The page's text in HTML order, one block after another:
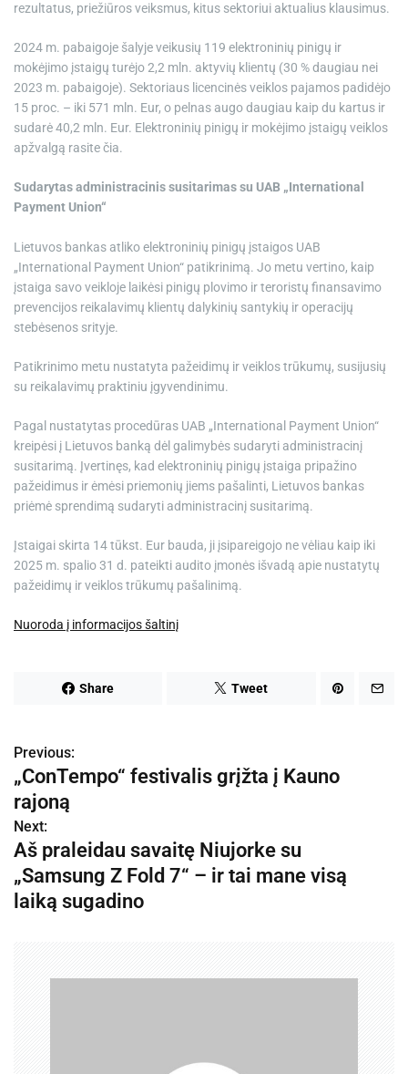
rezultatus, priežiūros veiksmus, kitus sektoriui aktualius klausimus.
2024 m. pabaigoje šalyje veikusių 119 elektroninių pinigų ir
mokėjimo įstaigų turėjo 2,2 mln. aktyvių klientų (30 % daugiau nei
2023 m. pabaigoje). Sektoriaus licencinės veiklos pajamos padidėjo
15 proc. – iki 571 mln. Eur, o pelnas augo daugiau kaip du kartus ir
sudarė 40,2 mln. Eur. Elektroninių pinigų ir mokėjimo įstaigų veiklos
apžvalgą rasite čia.
Sudarytas administracinis susitarimas su UAB „International
Payment Union“
Lietuvos bankas atliko elektroninių pinigų įstaigos UAB
„International Payment Union“ patikrinimą. Jo metu vertino, kaip
įstaiga savo veikloje laikėsi pinigų plovimo ir teroristų finansavimo
prevencijos reikalavimų klientų dalykinių santykių ir operacijų
stebėsenos srityje.
Patikrinimo metu nustatyta pažeidimų ir veiklos trūkumų, susijusių
su reikalavimų praktiniu įgyvendinimu.
Pagal nustatytas procedūras UAB „International Payment Union“
kreipėsi į Lietuvos banką dėl galimybės sudaryti administracinį
susitarimą. Įvertinęs, kad elektroninių pinigų įstaiga pripažino
pažeidimus ir ėmėsi priemonių jiems pašalinti, Lietuvos bankas
priėmė sprendimą sudaryti administracinį susitarimą.
Įstaigai skirta 14 tūkst. Eur bauda, ji įsipareigojo ne vėliau kaip iki
2025 m. spalio 31 d. pateikti audito įmonės išvadą apie nustatytų
pažeidimų ir veiklos trūkumų pašalinimą.
Nuoroda į informacijos šaltinį
Share Tweet
N
a
v
i
g
Previous:
„ConTempo“ festivalis grįžta į Kauno
rajoną
Next:
Aš praleidau savaitę Niujorke su
„Samsung Z Fold 7“ – ir tai mane visą
laiką sugadino